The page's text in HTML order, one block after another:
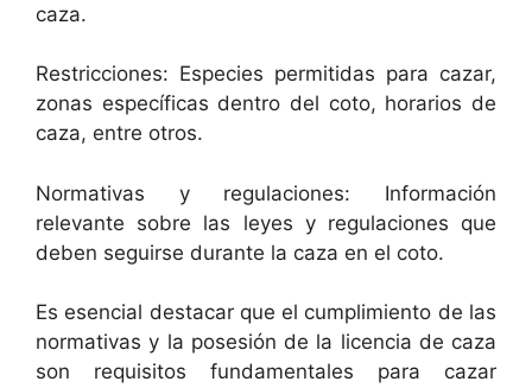
caza.
Restricciones: Especies permitidas para cazar,
zonas específicas dentro del coto, horarios de
caza, entre otros.
Normativas y regulaciones: Información
relevante sobre las leyes y regulaciones que
deben seguirse durante la caza en el coto.
Es esencial destacar que el cumplimiento de las
normativas y la posesión de la licencia de caza
son requisitos fundamentales para cazar